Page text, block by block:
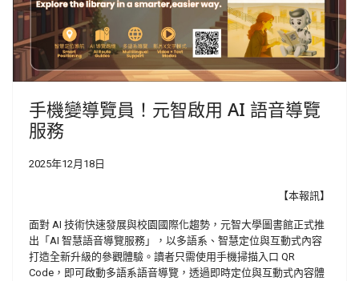
手機變導覽員！元智啟用 AI 語音導覽
服務
2025年12月18日
【本報訊】
面對 AI 技術快速發展與校園國際化趨勢，元智大學圖書館正式推
出「 AI 智慧語音導覽服務」，以多語系、 智慧定位與互動式內容
打造全新升級的參觀體驗。 讀者只需使用手機掃描入口 QR
Code ，即可啟動多語系語音導覽， 透過即時定位與互動式內容體